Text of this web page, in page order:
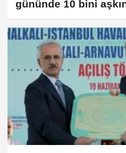
gününde 10 bini